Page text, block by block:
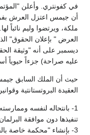
أن جيمس اعتزل العرش
ديسمبر على أنه "وثيقة
عليه صراحة) جزءاً حيوياً
حيث أن الملك السابق
العقيدة البروتستانتية
1- بانتحاله لنفسه
تنفيذها دون موافقة
3- بإنشاء "محكمة خاصة بالقضايا الدينية".